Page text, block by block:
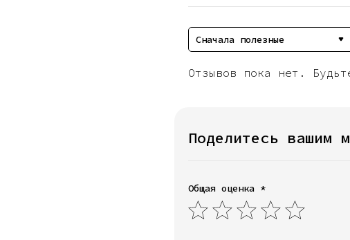
Сначала полезные
Отзывов пока нет.
Поделитесь вашим
Общая оценка *